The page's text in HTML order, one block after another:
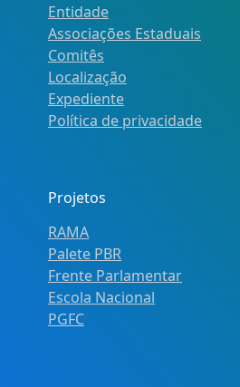
Entidade
Associações Estaduais
Comitês
Localização
Expediente
Política de privacidade
Projetos
RAMA
Palete PBR
Frente Parlamentar
Escola Nacional
PGFC